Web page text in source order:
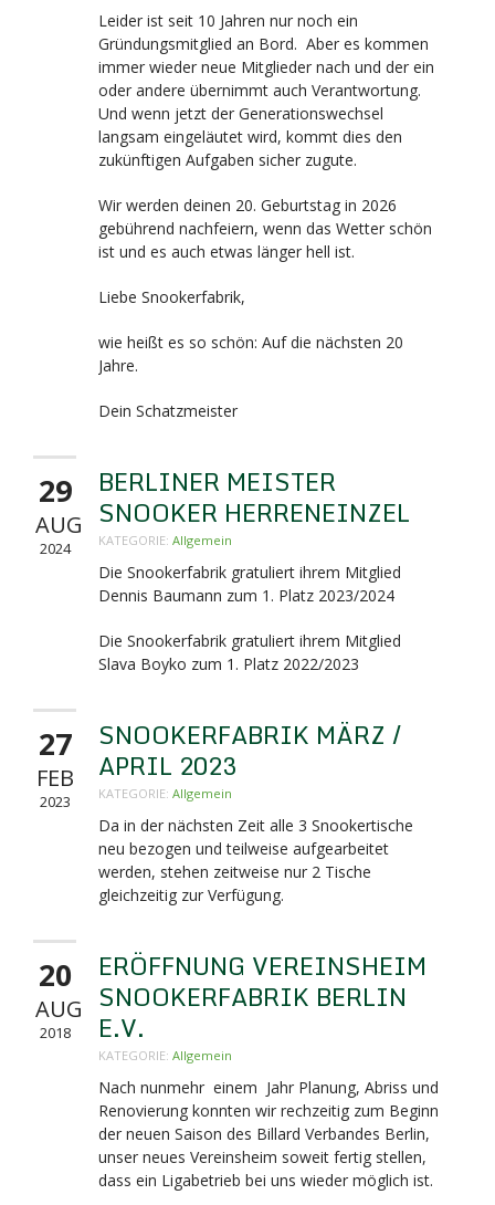
Leider ist seit 10 Jahren nur noch ein
Gründungsmitglied an Bord. Aber es kommen
immer wieder neue Mitglieder nach und der ein
oder andere übernimmt auch Verantwortung.
Und wenn jetzt der Generationswechsel
langsam eingeläutet wird, kommt dies den
zukünftigen Aufgaben sicher zugute.
Wir werden deinen 20. Geburtstag in 2026
gebührend nachfeiern, wenn das Wetter schön
ist und es auch etwas länger hell ist.
Liebe Snookerfabrik,
wie heißt es so schön: Auf die nächsten 20
Jahre.
Dein Schatzmeister
29
AUG
2024
BERLINER MEISTER
SNOOKER HERRENEINZEL
KATEGORIE: Allgemein
Die Snookerfabrik gratuliert ihrem Mitglied
Dennis Baumann zum 1. Platz 2023/2024
Die Snookerfabrik gratuliert ihrem Mitglied
Slava Boyko zum 1. Platz 2022/2023
27
FEB
2023
SNOOKERFABRIK MÄRZ /
APRIL 2023
KATEGORIE: Allgemein
Da in der nächsten Zeit alle 3 Snookertische
neu bezogen und teilweise aufgearbeitet
werden, stehen zeitweise nur 2 Tische
gleichzeitig zur Verfügung.
20
AUG
2018
ERÖFFNUNG VEREINSHEIM
SNOOKERFABRIK BERLIN
E.V.
KATEGORIE: Allgemein
Nach nunmehr einem Jahr Planung, Abriss und
Renovierung konnten wir rechzeitig zum Beginn
der neuen Saison des Billard Verbandes Berlin,
unser neues Vereinsheim soweit fertig stellen,
dass ein Ligabetrieb bei uns wieder möglich ist.